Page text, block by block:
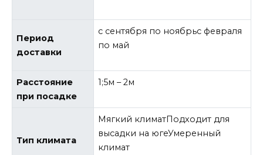
Период
доставки
с сентября по ноябрьс февраля
по май
Расстояние
при посадке
1;5м – 2м
Тип климата
Мягкий климатПодходит для
высадки на югеУмеренный
климат